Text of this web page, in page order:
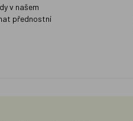
v našem
přednostní